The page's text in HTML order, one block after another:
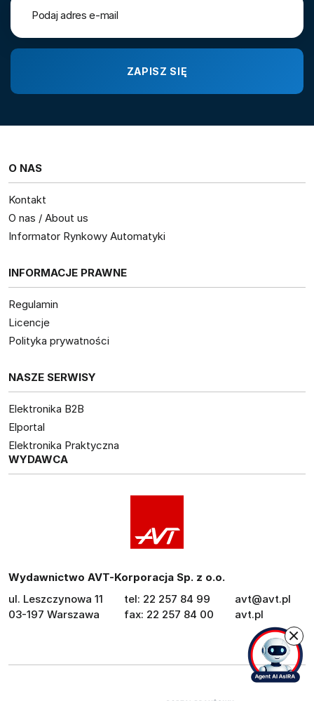
O NAS
Kontakt
O nas / About us
Informator Rynkowy Automatyki
INFORMACJE PRAWNE
Regulamin
Licencje
Polityka prywatności
NASZE SERWISY
Elektronika B2B
Elportal
Elektronika Praktyczna
WYDAWCA
Wydawnictwo AVT-Korporacja Sp. z o.o.
ul. Leszczynowa 11
03-197 Warszawa
tel: 22 257 84 99
fax: 22 257 84 00
avt@avt.pl
avt.pl